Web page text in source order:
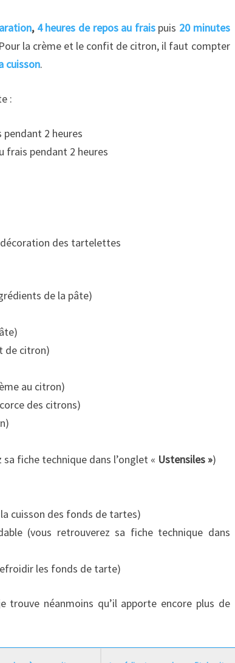
, 4 heures de repos au frais puis 20 minutes
la crème et le confit de citron, il faut compter
cuisson.
:
2 heures
frais pendant 2 heures
des tartelettes
de la pâte)
de citron)
au citron)
des citrons)
fiche technique dans l’onglet « Ustensiles »)
cuisson des fonds de tartes)
(vous retrouverez sa fiche technique dans
les fonds de tarte)
néanmoins qu’il apporte encore plus de